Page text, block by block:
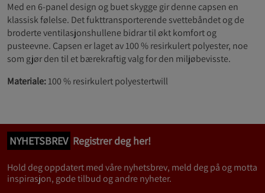
Med en 6-panel design og buet skygge gir denne capsen en
klassisk følelse. Det fukttransporterende svettebåndet og de
broderte ventilasjonshullene bidrar til økt komfort og
pusteevne. Capsen er laget av 100 % resirkulert polyester, noe
som gjør den til et bærekraftig valg for den miljøbevisste.
Materiale:100 % resirkulert polyestertwill
NYHETSBREV Registrer deg her!
Hold deg oppdatert med våre nyhetsbrev, meld deg på og motta
inspirasjon, gode tilbud og andre nyheter.